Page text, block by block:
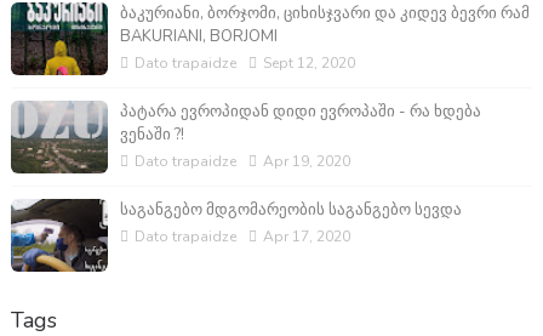
ბაკურიანი, ბორჯომი, ციხისჯვარი და კიდევ ბევრი რამ
BAKURIANI, BORJOMI
Dato trapaidze Sept 12, 2020
პატარა ევროპიდან დიდი ევროპაში - რა ხდება
ვენაში ?!
Dato trapaidze Apr 19, 2020
საგანგებო მდგომარეობის საგანგებო სევდა
Dato trapaidze Apr 17, 2020
Tags